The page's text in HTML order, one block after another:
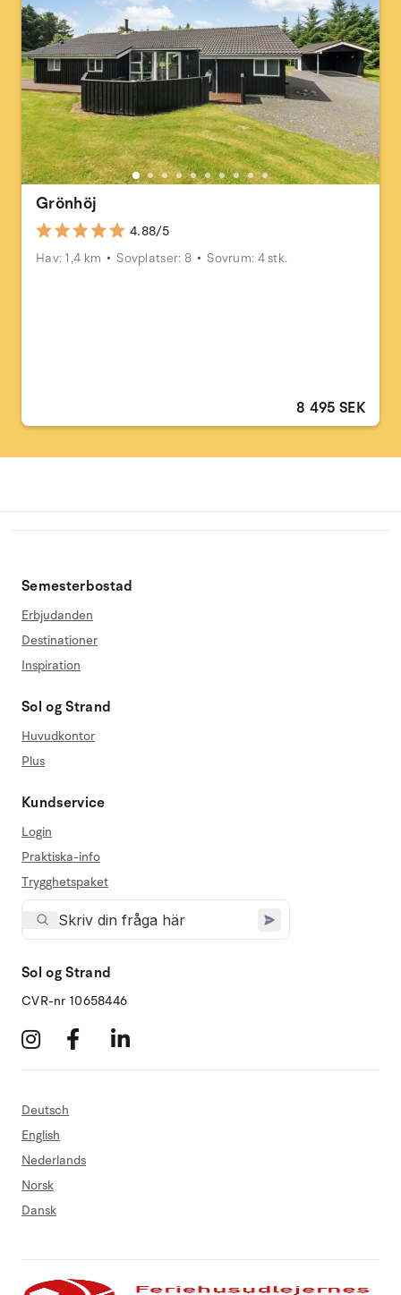
Grönhöj
4.88/5
Hav: 1,4 km
Sovplatser: 8 Sovrum: 4 stk.
8 495 SEK
Semesterbostad
Erbjudanden
Destinationer
Inspiration
Sol og Strand
Huvudkontor
Plus
Kundservice
Login
Praktiska-info
Trygghetspaket
Sol og Strand
CVR-nr 10658446
Deutsch
English
Nederlands
Norsk
Dansk